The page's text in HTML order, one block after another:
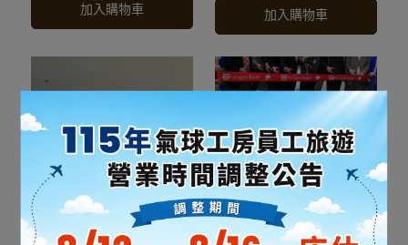
加入購物車 加入購物車
鮮花花束+客製緞帶剪綵專
客製開幕剪綵緞帶
NT$300NT$500
加入購物車